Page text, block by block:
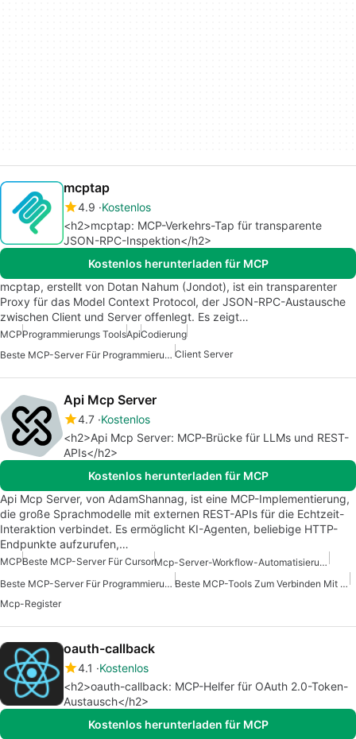
mcptap
4.9 Kostenlos
<h2>mcptap: MCP-Verkehrs-Tap für transparente
JSON-RPC-Inspektion</h2>
Kostenlos herunterladen für MCP
mcptap, erstellt von Dotan Nahum (Jondot), ist ein transparenter
Proxy für das Model Context Protocol, der JSON-RPC-Austausche
zwischen Client und Server offenlegt. Es zeigt…
MCPProgrammierungs ToolsApiCodierung
Beste MCP-Server Für Programmierung Client Server
Api Mcp Server
4.7 Kostenlos
<h2>Api Mcp Server: MCP-Brücke für LLMs und REST-
APIs</h2>
Kostenlos herunterladen für MCP
Api Mcp Server, von AdamShannag, ist eine MCP-Implementierung,
die große Sprachmodelle mit externen REST-APIs für die Echtzeit-
Interaktion verbindet. Es ermöglicht KI-Agenten, beliebige HTTP-
Endpunkte aufzurufen,…
MCPBeste MCP-Server Für Cursor
Mcp-Server-Workflow-Automatisierung
Beste MCP-Server Für Programmierung
Beste MCP-Tools Zum Verbinden Mit Daten
Mcp-Register
oauth-callback
4.1
Kostenlos
<h2>oauth-callback: MCP-Helfer für OAuth 2.0-Token-
Austausch</h2>
Kostenlos herunterladen für MCP